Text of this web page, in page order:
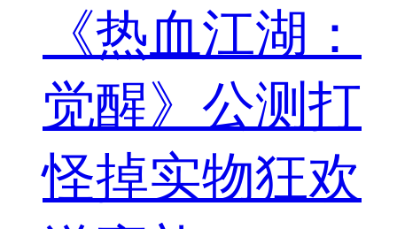
《热血江湖：
觉醒》公测打
怪掉实物狂欢